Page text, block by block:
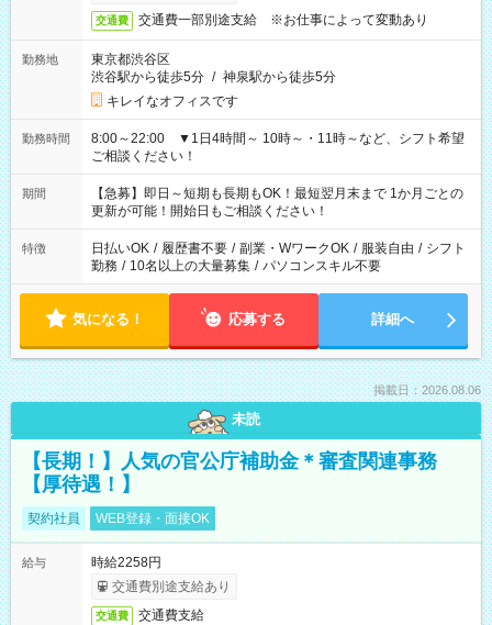
交通費 交通費一部別途支給 ※お仕事によって変動あり
勤務地
東京都渋谷区
渋谷駅から徒歩5分 / 神泉駅から徒歩5分
キレイなオフィスです
勤務時間
8:00～22:00 ▼1日4時間～ 10時～・11時～など、シフト希望
ご相談ください！
期間
【急募】即日～短期も長期もOK！最短翌月末まで 1か月ごとの
更新が可能！開始日もご相談ください！
特徴 日払いOK / 履歴書不要 / 副業・WワークOK / 服装自由 / シフト
勤務 / 10名以上の大量募集 / パソコンスキル不要
気になる！ 応募する 詳細へ
掲載日：2026.08.06
未読
【長期！】人気の官公庁補助金＊審査関連事務
【厚待遇！】
契約社員 WEB登録・面接OK
給与
時給2258円
交通費別途支給あり
交通費 交通費支給